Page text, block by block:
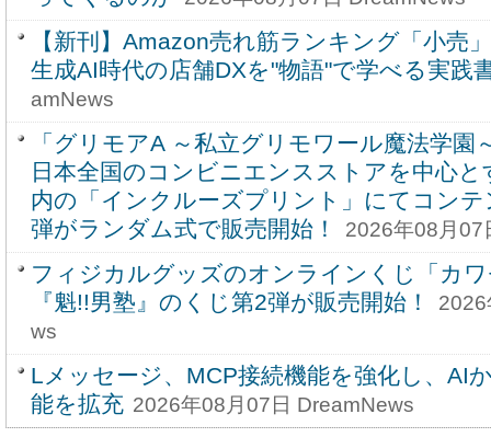
【新刊】Amazon売れ筋ランキング「小売
生成AI時代の店舗DXを"物語"で学べる実践
amNews
「グリモアA ～私立グリモワール魔法学園
日本全国のコンビニエンスストアを中心
内の「インクルーズプリント」にてコン
弾がランダム式で販売開始！
2026年08月07
フィジカルグッズのオンラインくじ「カ
『魁!!男塾』のくじ第2弾が販売開始！
ws
Lメッセージ、MCP接続機能を強化し、AI
能を拡充 2026年08月07日 DreamNews